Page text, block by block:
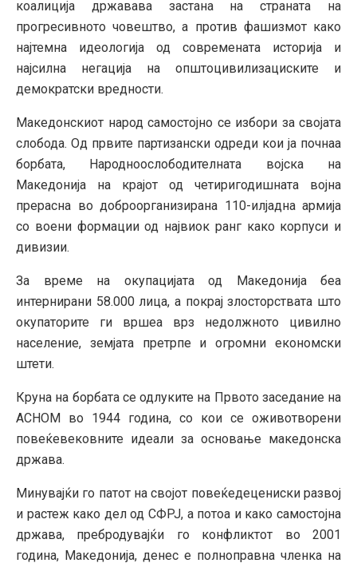
коалиција државава застана на страната на
прогресивното човештво, а против фашизмот како
најтемна идеологија од современата историја и
најсилна негација на општоцивилизациските и
демократски вредности.
Македонскиот народ самостојно се избори за својата
слобода. Од првите партизански одреди кои ја почнаа
борбата, Народноослободителната војска на
Македонија на крајот од четиригодишната војна
прерасна во доброорганизирана 110-илјадна армија
со воени формации од највиок ранг како корпуси и
дивизии.
За време на окупацијата од Македонија беа
интернирани 58.000 лица, а покрај злосторствата што
окупаторите ги вршеа врз недолжното цивилно
население, земјата претрпе и огромни економски
штети.
Круна на борбата се одлуките на Првото заседание на
АСНОМ во 1944 година, со кои се оживотворени
повеќевековните идеали за основање македонска
држава.
Минувајќи го патот на својот повеќедецениски развој
и растеж како дел од СФРЈ, а потоа и како самостојна
држава, пребродувајќи го конфликтот во 2001
година, Македонија, денес е полноправна членка на